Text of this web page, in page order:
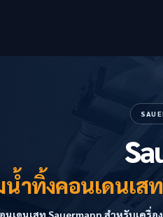
ำทิ้งคอนเดนเส
เดนเสท Sauermann สำหรับเครื่